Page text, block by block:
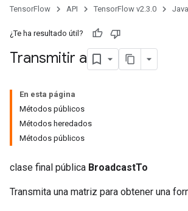
TensorFlow API TensorFlow v2.3.0 Java
¿Te ha resultado útil?
Transmitir a
En esta página
Métodos públicos
Métodos heredados
Métodos públicos
clase final pública BroadcastTo
Transmita una matriz para obtener una